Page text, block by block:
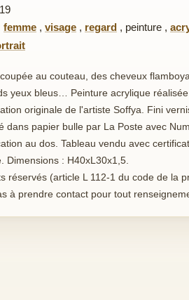
femme , visage , regard , peinture ,
au couteau, des cheveux
yeux bleus… Peinture acrylique
originale de l'artiste Soffya. Fini
dans papier bulle par La Poste avec
au dos. Tableau vendu avec
Dimensions : H40xL30x1,5.
réservés (article L 112-1 du code de la
à prendre contact pour tout